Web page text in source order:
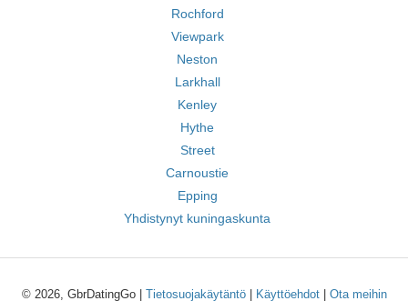
Rochford
Viewpark
Neston
Larkhall
Kenley
Hythe
Street
Carnoustie
Epping
Yhdistynyt kuningaskunta
© 2026, GbrDatingGo | Tietosuojakäytäntö| Käyttöehdot| Ota meihin